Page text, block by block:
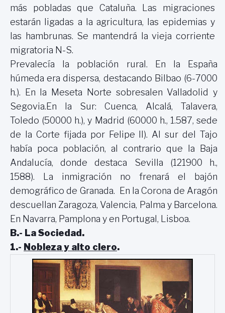
más pobladas que Cataluña. Las migraciones
estarán ligadas a la agricultura, las epidemias y
las hambrunas. Se mantendrá la vieja corriente
migratoria N-S.
Prevalecía la población rural. En
la España
húmeda era dispersa, destacando Bilbao (6-7000
h.). En la Meseta Norte sobresalen Valladolid y
Segovia.En la Sur: Cuenca, Alcalá, Talavera,
Toledo (50000 h.), y Madrid (60000 h., 1.587, sede
de
la Corte fijada por Felipe II). Al sur del Tajo
había poca población, al contrario que
la Baja
Andalucía, donde destaca Sevilla (121900 h.,
1588). La inmigración no frenará el bajón
demográfico de Granada. En la Corona de Aragón
descuellan Zaragoza, Valencia, Palma y Barcelona.
En Navarra, Pamplona y en Portugal, Lisboa.
B.- La Sociedad.
1.- Nobleza y alto clero.